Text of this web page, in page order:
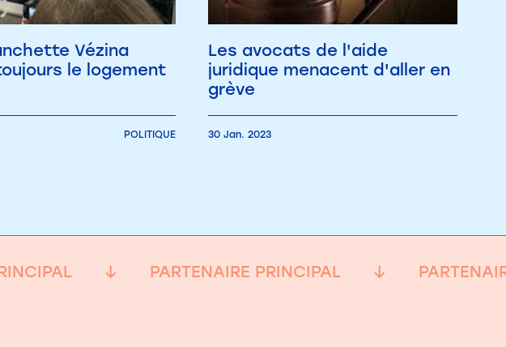
Vézina
le logement
POLITIQUE
Les avocats de l'aide
juridique menacent d'aller en
grève
30 Jan. 2023
PARTENAIRE PRINCIPAL